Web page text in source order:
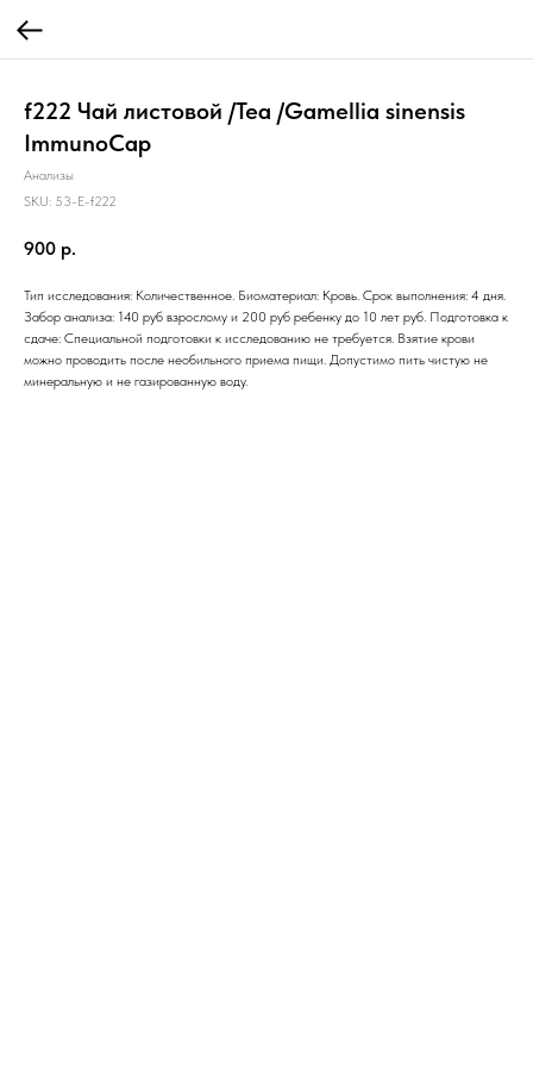
f222 Чай листовой /Tea /Gamellia sinensis
ImmunoCap
Анализы
SKU: 53-E-f222
900 р.
Тип исследования: Количественное. Биоматериал: Кровь. Срок выполнения: 4 дня.
Забор анализа: 140 руб взрослому и 200 руб ребенку до 10 лет руб. Подготовка к
сдаче: Специальной подготовки к исследованию не требуется. Взятие крови
можно проводить после необильного приема пищи. Допустимо пить чистую не
минеральную и не газированную воду.